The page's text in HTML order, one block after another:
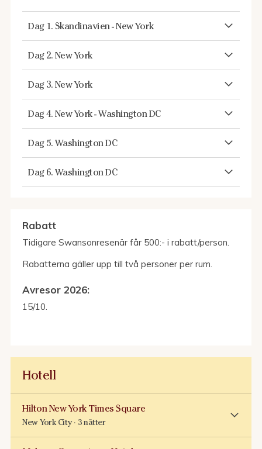
Dag 1. Skandinavien - New York
Dag 2. New York
Dag 3. New York
Dag 4. New York - Washington DC
Dag 5. Washington DC
Dag 6. Washington DC
Rabatt
Tidigare Swansonresenär får 500:- i rabatt/person.
Rabatterna gäller upp till två personer per rum.
Avresor 2026:
15/10.
Hotell
Hilton New York Times Square
New York City · 3 nätter